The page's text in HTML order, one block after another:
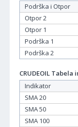
Podrška i Otpor
Otpor 2
Otpor 1
Podrška 1
Podrška 2
CRUDEOIL
Indikator
SMA 20
SMA 50
SMA 100